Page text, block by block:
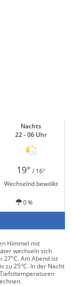
Nachts
22 - 06 Uhr
19° / 16°
Wechselnd bewölkt
0 %
Himmel mit
wechseln sich
27°C. Am Abend ist
zu 25°C. In der Nacht